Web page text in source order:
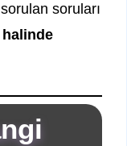
soruları